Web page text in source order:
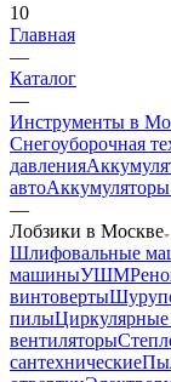
10
Главная
—
Каталог
—
Инструменты в
Снегоуборочная
давления
авто
—
Лобзики в Москве
Шлифовальные
машиныУШМ
винтоверты
пилы
вентиляторы
сантехнические